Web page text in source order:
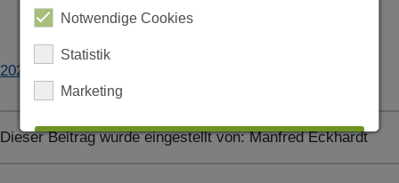
2021bis2025_OB_Protokolle_SiD.pdf
Dieser Beitrag wurde eingestellt von:Manfred Eckhardt
Notwendige Cookies
Statistik
Marketing
ALLES AUSWÄHLEN